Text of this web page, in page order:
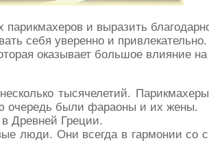
и выразить
себя уверенно и привлекательно.
оказывает большое влияние на
тысячелетий.
очередь были фараоны и их жены.
Древней Греции.
люди. Они всегда в гармонии со